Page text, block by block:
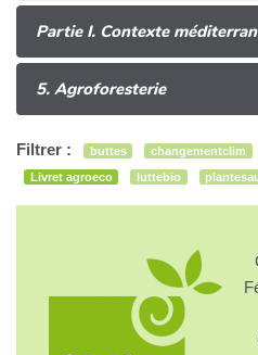
Partie I. Contexte
5. Agroforesterie
Filtrer : buttes changementclim
Livret agroeco
luttebio